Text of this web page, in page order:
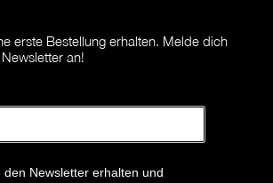
erste Bestellung erhalten. Melde dich
an!
den Newsletter erhalten und